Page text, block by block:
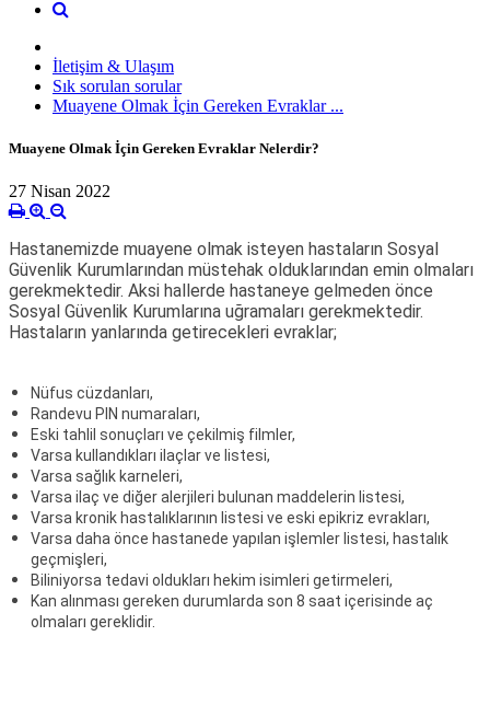
İletişim & Ulaşım
Sık sorulan sorular
Muayene Olmak İçin Gereken Evraklar ...
Muayene Olmak İçin Gereken Evraklar Nelerdir?
27 Nisan 2022
Hastanemizde muayene olmak isteyen hastaların Sosyal
Güvenlik Kurumlarından müstehak olduklarından emin olmaları
gerekmektedir. Aksi hallerde hastaneye gelmeden önce
Sosyal Güvenlik Kurumlarına uğramaları gerekmektedir.
Hastaların yanlarında getirecekleri evraklar;
Nüfus cüzdanları,
Randevu PIN numaraları,
Eski tahlil sonuçları ve çekilmiş filmler,
Varsa kullandıkları ilaçlar ve listesi,
Varsa sağlık karneleri,
Varsa ilaç ve diğer alerjileri bulunan maddelerin listesi,
Varsa kronik hastalıklarının listesi ve eski epikriz evrakları,
Varsa daha önce hastanede yapılan işlemler listesi, hastalık
geçmişleri,
Biliniyorsa tedavi oldukları hekim isimleri getirmeleri,
Kan alınması gereken durumlarda son 8 saat içerisinde aç
olmaları gereklidir.